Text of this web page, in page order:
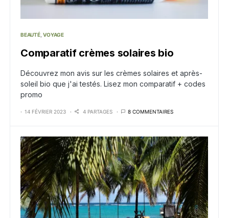
BEAUTÉ VOYAGE
Comparatif crèmes solaires bio
Découvrez mon avis sur les crèmes solaires et après-
soleil bio que j'ai testés. Lisez mon comparatif + codes
promo
14 FÉVRIER 2023 4 PARTAGES 8 COMMENTAIRES